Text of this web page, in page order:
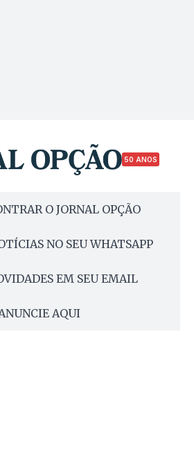
50 ANOS
O JORNAL OPÇÃO
NO SEU WHATSAPP
EM SEU EMAIL
AQUI